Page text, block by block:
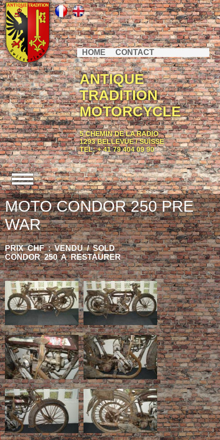
HOME CONTACT
ANTIQUE
TRADITION
MOTORCYCLE
5 CHEMIN DE LA RADIO
1293 BELLEVUE / SUISSE
TEL: + 41 79 404 09 90
MOTO CONDOR 250 PRE
WAR
PRIX CHF : VENDU / SOLD
CONDOR 250 A RESTAURER